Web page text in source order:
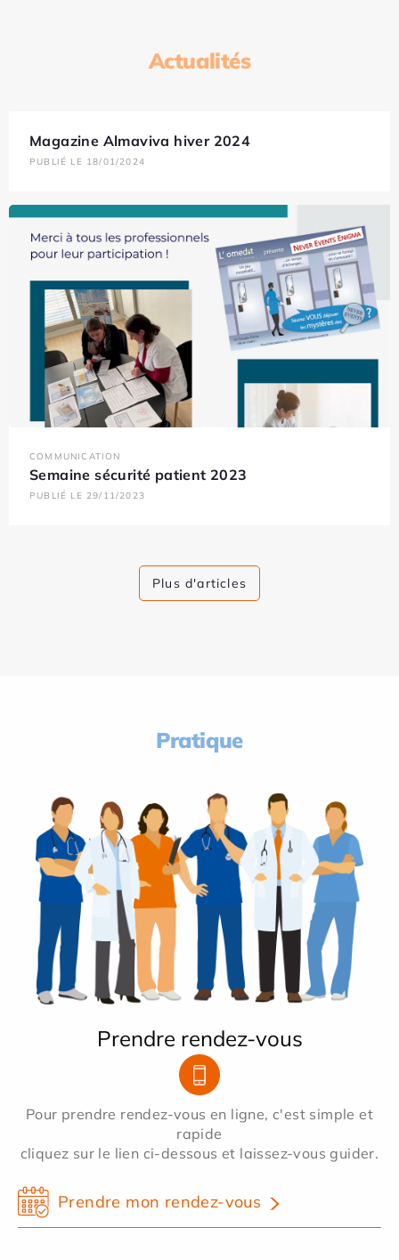
Actualités
Magazine Almaviva hiver 2024
PUBLIÉ LE 18/01/2024
COMMUNICATION
Semaine sécurité patient 2023
PUBLIÉ LE 29/11/2023
Plus d'articles
Pratique
Prendre rendez-vous
Pour prendre rendez-vous en ligne, c'est simple et
rapide
cliquez sur le lien ci-dessous et laissez-vous guider.
Prendre mon rendez-vous